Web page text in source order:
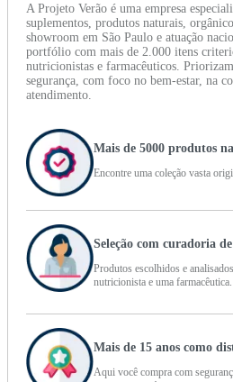
A Projeto Verão é uma empresa
suplementos, produtos naturais,
showroom em São Paulo e atuação
portfólio com mais de 2.000 itens
nutricionistas e farmacêuticos.
segurança, com foco no bem-estar, na
atendimento.
Mais de 5000 produtos
Encontre uma coleção vasta
Seleção com curadoria
Produtos escolhidos e
nutricionista e uma farmacêutica.
Mais de 15 anos como
Aqui você compra com